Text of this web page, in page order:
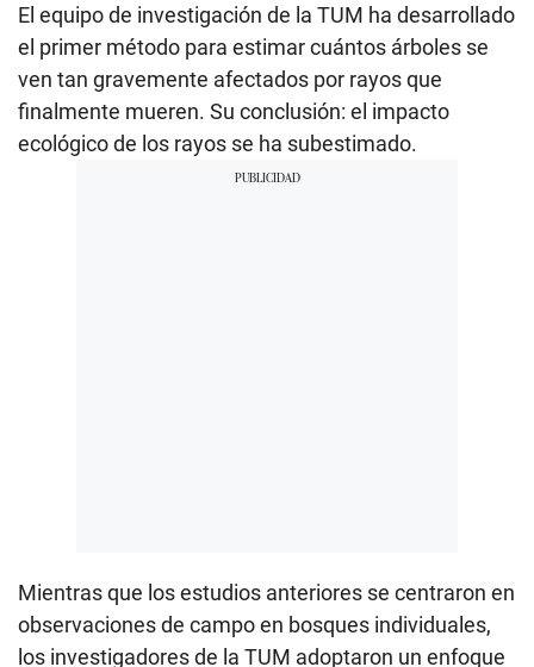
El equipo de investigación de la TUM ha desarrollado
el primer método para estimar cuántos árboles se
ven tan gravemente afectados por rayos que
finalmente mueren. Su conclusión: el impacto
ecológico de los rayos se ha subestimado.
Mientras que los estudios anteriores se centraron en
observaciones de campo en bosques individuales,
los investigadores de la TUM adoptaron un enfoque